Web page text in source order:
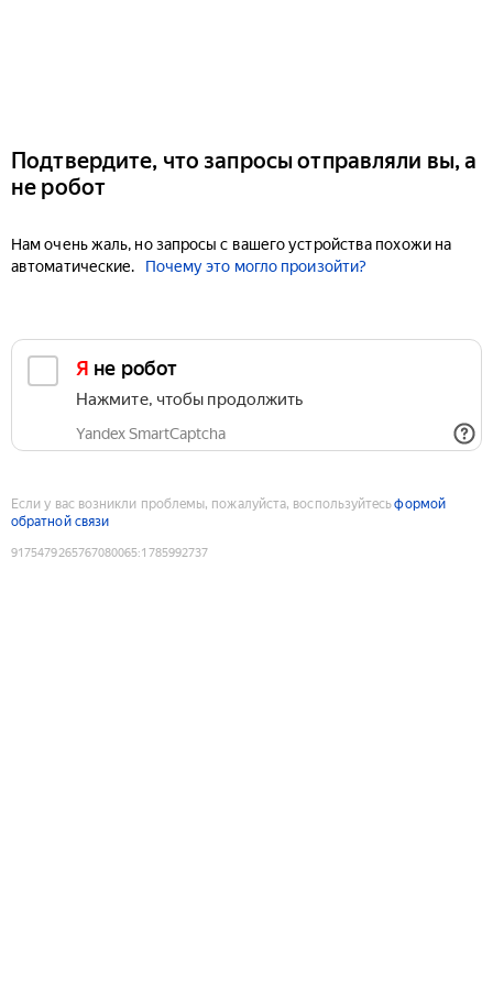
Подтвердите, что запросы отправляли вы, а
не робот
Нам очень жаль, но запросы с вашего устройства похожи на
автоматические.
Почему это могло произойти?
Я не робот
Нажмите, чтобы продолжить
Yandex SmartCaptcha
Если у вас возникли проблемы, пожалуйста, воспользуйтесьформой
обратной связи
9175479265767080065:1785992737